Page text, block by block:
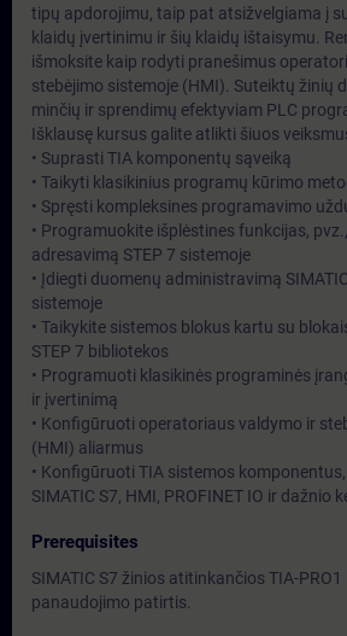
tipų apdorojimu, taip pat atsižvelgiama į
klaidų įvertinimu ir šių klaidų ištaisymu.
išmoksite kaip rodyti pranešimus
stebėjimo sistemoje (HMI). Suteiktų žinių
minčių ir sprendimų efektyviam PLC
Išklausę kursus galite atlikti šiuos
• Suprasti TIA komponentų sąveiką
• Taikyti klasikinius programų kūrimo
• Spręsti kompleksines programavimo
• Programuokite išplėstines funkcijas,
adresavimą STEP 7 sistemoje
• Įdiegti duomenų administravimą
sistemoje
• Taikykite sistemos blokus kartu su
STEP 7 bibliotekos
• Programuoti klasikinės programinės
ir įvertinimą
• Konfigūruoti operatoriaus valdymo ir
(HMI) aliarmus
• Konfigūruoti TIA sistemos
SIMATIC S7, HMI, PROFINET IO ir dažnio
Prerequisites
SIMATIC S7 žinios atitinkančios TIA-
panaudojimo patirtis.